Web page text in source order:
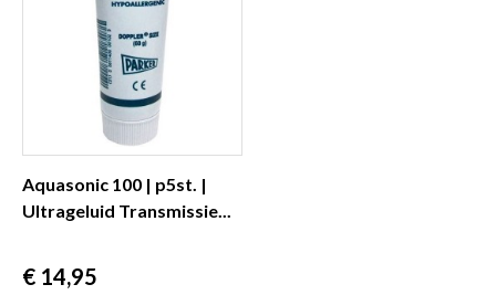
Aquasonic 100 | p5st. |
Ultrageluid Transmissie...
Prijs
€ 14,95